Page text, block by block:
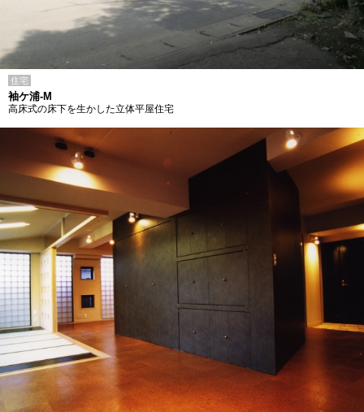
住宅
袖ケ浦-M
高床式の床下を生かした立体平屋住宅